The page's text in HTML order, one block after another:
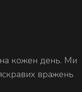
на кожен день. Ми
вражень